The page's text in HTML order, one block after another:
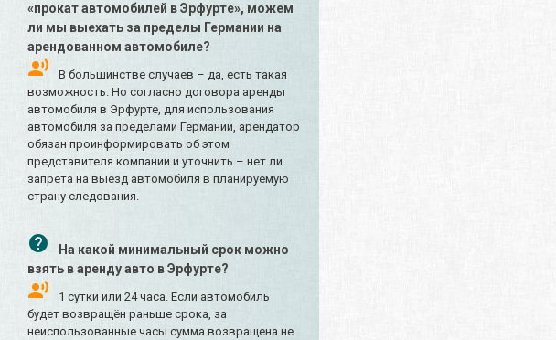
«прокат автомобилей в Эрфурте», можем
ли мы выехать за пределы Германии на
арендованном автомобиле?
В большинстве случаев – да, есть такая
возможность. Но согласно договора аренды
автомобиля в Эрфурте, для использования
автомобиля за пределами Германии, арендатор
обязан проинформировать об этом
представителя компании и уточнить – нет ли
запрета на выезд автомобиля в планируемую
страну следования.
На какой минимальный срок можно
взять в аренду авто в Эрфурте?
1 сутки или 24 часа. Если автомобиль
будет возвращён раньше срока, за
неиспользованные часы сумма возвращена не